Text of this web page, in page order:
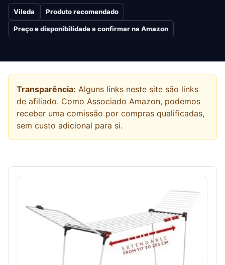
Vileda Produto recomendado
Preço e disponibilidade a confirmar na Amazon
Transparência: Alguns links neste site são links
de afiliado. Como Associado Amazon, podemos
receber uma comissão por compras qualificadas,
sem custo adicional para si.